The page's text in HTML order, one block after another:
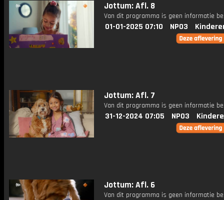
Jottum: Afl. 8
Van dit programma is geen informatie
01-01-2025 07:10 NPO3
Jottum: Afl. 7
Van dit programma is geen informatie
31-12-2024 07:05 NPO3
Jottum: Afl. 6
Van dit programma is geen informatie